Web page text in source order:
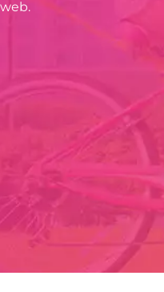
web.